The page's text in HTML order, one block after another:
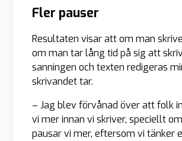
Fler pauser
Resultaten visar att om man
om man tar lång tid på sig att
sanningen och texten redigeras
skrivandet tar.
– Jag blev förvånad över att folk
vi mer innan vi skriver, speciellt
pausar vi mer, eftersom vi tänker